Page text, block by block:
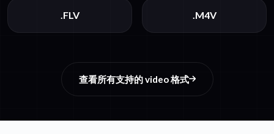
.FLV .M4V
查看所有支持的 video 格式